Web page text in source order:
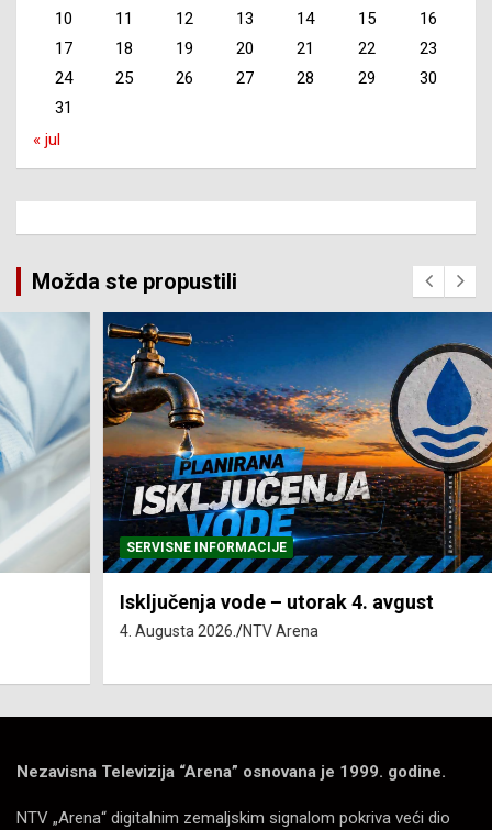
10
11 12 13 14 15
16
17
18 19 20 21 22
23
24
25 26 27 28 29
30
31
« jul
Možda ste propustili
SERVISNE INFORMACIJE
Isključenja vode – utorak 4. avgust
4. Augusta 2026. NTV Arena
Nezavisna Televizija “Arena” osnovana je 1999. godine.
NTV „Arena“ digitalnim zemaljskim signalom pokriva veći dio